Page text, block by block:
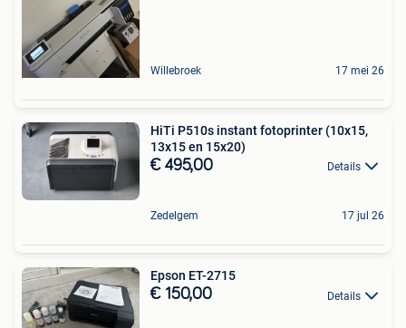
Willebroek 17 mei 26
HiTi P510s instant fotoprinter (10x15,
13x15 en 15x20)
€ 495,00 Details
Zedelgem 17 jul 26
Epson ET-2715
€ 150,00 Details